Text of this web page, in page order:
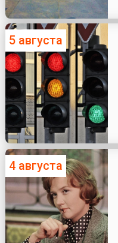
5 августа
4 августа